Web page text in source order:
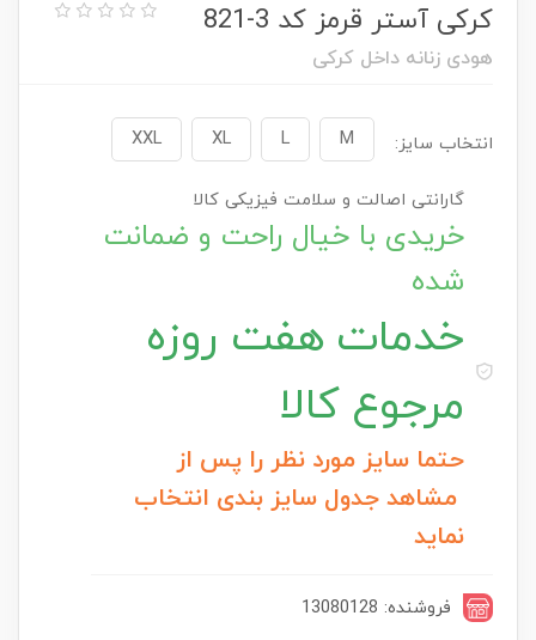
کرکی آستر قرمز کد 3-821
هودی زنانه داخل کرکی
انتخاب سایز: M
L
XL
XXL
گارانتی اصالت و سلامت فیزیکی کالا
خریدی با خیال راحت و ضمانت
شده
خدمات هفت روزه
مرجوع کالا
حتما سایز مورد نظر را پس از
مشاهد جدول سایز بندی انتخاب
نماید
فروشنده: 13080128